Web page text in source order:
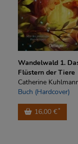
Wandelwald 1.
Flüstern der Tiere
Catherine
Buch (Hardcover)
16,00 €*